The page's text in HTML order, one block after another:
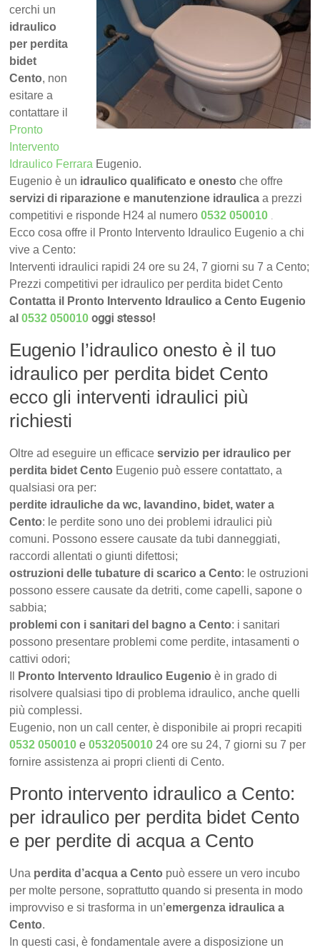
cerchi un
idraulico
per perdita
bidet
Cento, non
esitare a
contattare il
Pronto
Intervento
Idraulico Ferrara Eugenio.
Eugenio è un idraulico qualificato e onesto che offre
servizi di riparazione e manutenzione idraulica a prezzi
competitivi e risponde H24 al numero0532 050010 .
Ecco cosa offre il Pronto Intervento Idraulico Eugenio a chi
vive a Cento:
Interventi idraulici rapidi 24 ore su 24, 7 giorni su 7 a Cento;
Prezzi competitivi per idraulico per perdita bidet Cento
Contatta il Pronto Intervento Idraulico a Cento Eugenio
al0532 050010 oggi stesso!
Eugenio l’idraulico onesto è il tuo
idraulico per perdita bidet Cento
ecco gli interventi idraulici più
richiesti
Oltre ad eseguire un efficaceservizio per idraulico per
perdita bidet Cento Eugenio può essere contattato, a
qualsiasi ora per:
perdite idrauliche da wc, lavandino, bidet, water a
Cento: le perdite sono uno dei problemi idraulici più
comuni. Possono essere causate da tubi danneggiati,
raccordi allentati o giunti difettosi;
ostruzioni delle tubature di scarico a Cento: le ostruzioni
possono essere causate da detriti, come capelli, sapone o
sabbia;
problemi con i sanitari del bagno a Cento: i sanitari
possono presentare problemi come perdite, intasamenti o
cattivi odori;
Pronto Intervento Idraulico Eugenio è in grado di
risolvere qualsiasi tipo di problema idraulico, anche quelli
più complessi.
Eugenio, non un call center, è disponibile ai propri recapiti
0532 050010 e0532050010 24 ore su 24, 7 giorni su 7 per
fornire assistenza ai propri clienti di Cento.
Pronto intervento idraulico a Cento:
per idraulico per perdita bidet Cento
e per perdite di acqua a Cento
Una perdita d’acqua a Cento può essere un vero incubo
per molte persone, soprattutto quando si presenta in modo
improvviso e si trasforma in un’emergenza idraulica a
Cento.
In questi casi, è fondamentale avere a disposizione un